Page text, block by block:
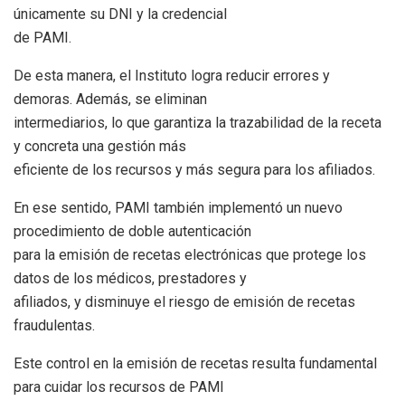
únicamente su DNI y la credencial
de PAMI.
De esta manera, el Instituto logra reducir errores y
demoras. Además, se eliminan
intermediarios, lo que garantiza la trazabilidad de la receta
y concreta una gestión más
eficiente de los recursos y más segura para los afiliados.
En ese sentido, PAMI también implementó un nuevo
procedimiento de doble autenticación
para la emisión de recetas electrónicas que protege los
datos de los médicos, prestadores y
afiliados, y disminuye el riesgo de emisión de recetas
fraudulentas.
Este control en la emisión de recetas resulta fundamental
para cuidar los recursos de PAMI